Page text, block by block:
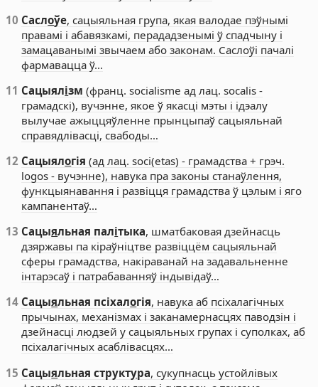
10 Саслоўе, сацыяльная група, якая валодае пэўнымі
правамі і абавязкамі, перададзенымі ў спадчыну і
замацаванымі звычаем або законам. Саслоўі пачалі
фармавацца ў…
11 Сацыялізм (франц. socialisme ад лац. socalis -
грамадскі), вучэнне, якое ў якасці мэты і ідэалу
вылучае ажыццяўленне прынцыпаў сацыяльнай
справядлівасці, свабоды…
12 Сацыялогія (ад лац. soci(etas) - грамадства + грэч.
logos - вучэнне), навука пра законы станаўлення,
функцыянавання і развіцця грамадства ў цэлым і яго
кампанентаў…
13 Сацыяльная палітыка, шматбаковая дзейнасць
дзяржавы па кіраўніцтве развіццём сацыяльнай
сферы грамадства, накіраванай на задавальненне
інтарэсаў і патрабаванняў індывідаў…
14 Сацыяльная псіхалогія, навука аб псіхалагічных
прычынах, механізмах і заканамернасцях паводзін і
дзейнасці людзей у сацыяльных групах і суполках, аб
псіхалагічных асаблівасцях…
15 Сацыяльная структура, сукупнасць устойлівых